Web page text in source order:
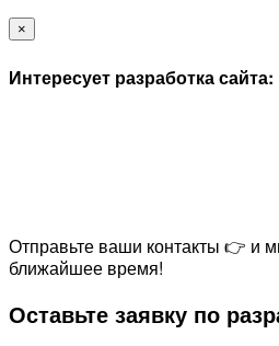
×
Интересует разработка сайта:
Отправьте ваши контакты 👉 и
ближайшее время!
Оставьте заявку по